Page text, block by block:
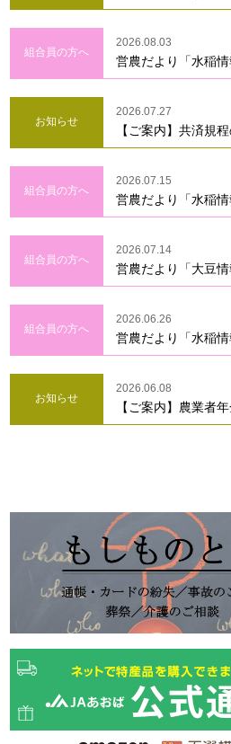
組合員の方へ
2026.08.03
営農だより「水稲
お知らせ
2026.07.27
【ご案内】共済規
組合員の方へ
2026.07.15
営農だより「水稲
組合員の方へ
2026.07.14
営農だより「大豆
組合員の方へ
2026.06.26
営農だより「水稲
お知らせ
2026.06.08